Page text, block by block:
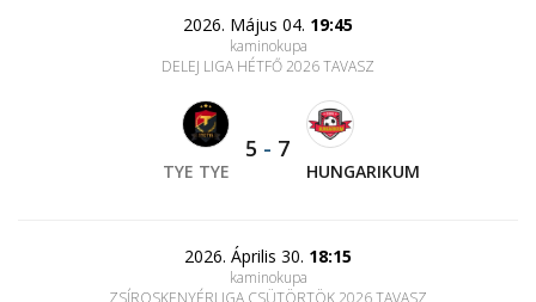
2026. Május 04. 19:45
kaminokupa
DELEJ LIGA HÉTFŐ 2026 TAVASZ
TYE TYE
5 - 7
HUNGARIKUM
2026. Április 30. 18:15
kaminokupa
ZSÍROSKENYÉRLIGA CSÜTÖRTÖK 2026 TAVASZ